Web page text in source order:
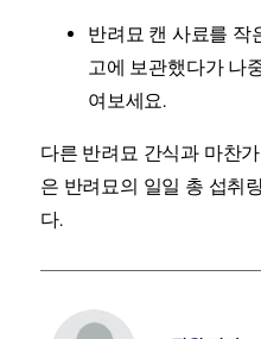
반려묘 캔 사료를 작
고에 보관했다가 나
여보세요.
다른 반려묘 간식과 마찬
은 반려묘의 일일 총 섭취
다.